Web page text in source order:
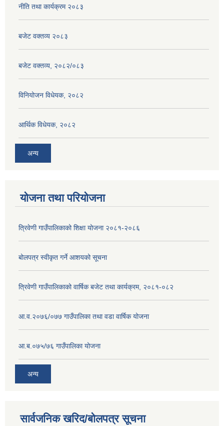
नीति तथा कार्यक्रम २०८३
बजेट वक्तव्य २०८३
बजेट वक्तव्य, २०८२/०८३
विनियोजन विधेयक, २०८२
आर्थिक विधेयक, २०८२
अन्य
योजना तथा परियोजना
त्रिवेणी गाउँपालिकाको शिक्षा योजना २०८१-२०८६
बोलपत्र स्वीकृत गर्ने आशयको सूचना
त्रिवेणी गाउँपालिकाको वार्षिक बजेट तथा कार्यक्रम, २०८१-०८२
आ.व.२०७६/०७७ गाउँपालिका तथा वडा वार्षिक योजना
आ.ब.०७५/७६ गाउँपालिका योजना
अन्य
सार्वजनिक खरिद/बोलपत्र सूचना